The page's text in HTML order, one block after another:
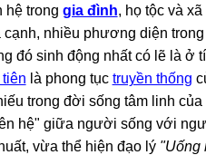
hệ trong gia đình, họ tộc và
cạnh, nhiều phương diện
đó sinh động nhất có lẽ là ở
tiên là phong tục truyền thống
trong đời sống tâm linh
hệ" giữa người sống với
vừa thể hiện đạo lý "Uống